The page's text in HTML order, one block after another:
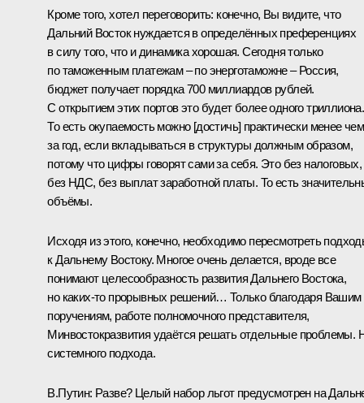
Кроме того, хотел переговорить: конечно, Вы видите, что
Дальний Восток нуждается в определённых преференциях
в силу того, что и динамика хорошая. Сегодня только
по таможенным платежам – по энерготаможне – Россия,
бюджет получает порядка 700 миллиардов рублей.
С открытием этих портов это будет более одного триллиона.
То есть окупаемость можно [достичь] практически менее чем
за год, если вкладываться в структуры должным образом,
потому что цифры говорят сами за себя. Это без налоговых,
без НДС, без выплат заработной платы. То есть
объёмы.
Исходя из этого, конечно, необходимо пересмотреть
к Дальнему Востоку. Многое очень делается, вроде все
понимают целесообразность развития Дальнего Востока,
но каких-то прорывных решений… Только благодаря Вашим
поручениям, работе полномочного представителя,
Минвостокразвития удаётся решать отдельные проблемы.
системного подхода.
В.Путин: Разве? Целый набор льгот предусмотрен на